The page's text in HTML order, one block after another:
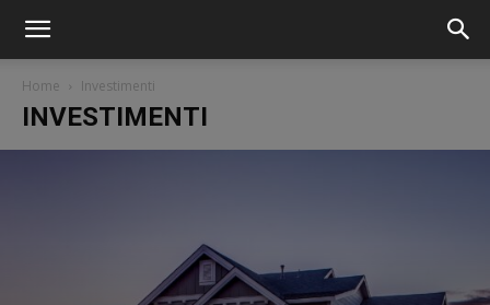
Home Investimenti
INVESTIMENTI